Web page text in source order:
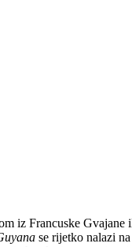
iz Francuske Gvajane
se rijetko nalazi